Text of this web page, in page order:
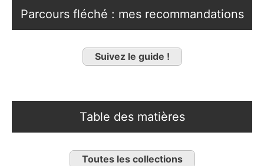
Parcours fléché : mes recommandations
Suivez le guide !
Table des matières
Toutes les collections